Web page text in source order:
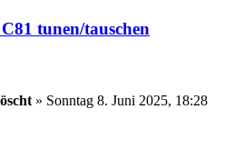
tunen/tauschen
» Sonntag 8. Juni 2025, 18:28